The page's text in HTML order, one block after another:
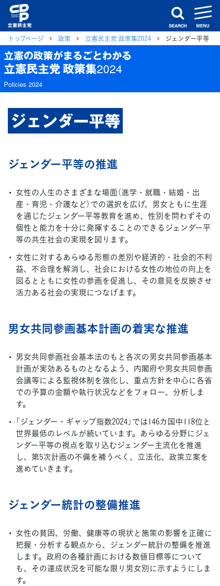
search
トップページ 政策 立憲民主党 政策集2024 ジェンダー平等
立憲の政策がまるごとわかる
立憲民主党 政策集2024
Policies 2024
ジェンダー平等
ジェンダー平等の推進
女性の人生のさまざまな場面（進学・就職・結婚・出
産・育児・介護など）での選択を広げ、男女ともに生涯
を通じたジェンダー平等教育を進め、性別を問わずその
個性と能力を十分に発揮することのできるジェンダー平
等の共生社会の実現を図ります。
女性に対するあらゆる形態の差別や経済的・社会的不利
益、不合理を解消し、社会における女性の地位の向上を
図るとともに女性の参画を促進し、その意見を反映させ
活力ある社会の実現につなげます。
男女共同参画基本計画の着実な推進
男女共同参画社会基本法のもと各次の男女共同参画基本
計画が実効あるものとなるよう、内閣府や男女共同参画
会議等による監視体制を強化し、重点方針を中心に各省
での予算の金額や執行状況などをフォロー、分析しま
す。
「ジェンダー・ギャップ指数2024」では146カ国中118位と
世界最低のレベルが続いています。あらゆる分野にジェ
ンダー平等の視点を取り込むジェンダー主流化を推進
し、第5次計画の不備を補うべく、立法化、政策立案を
進めていきます。
ジェンダー統計の整備推進
女性の貧困、労働、健康等の現状と施策の影響を正確に
把握・分析する観点から、ジェンダー統計の整備を推進
します。政府の各種計画における数値目標等について
も、その達成状況を可能な限り男女別に示すようにしま
す。